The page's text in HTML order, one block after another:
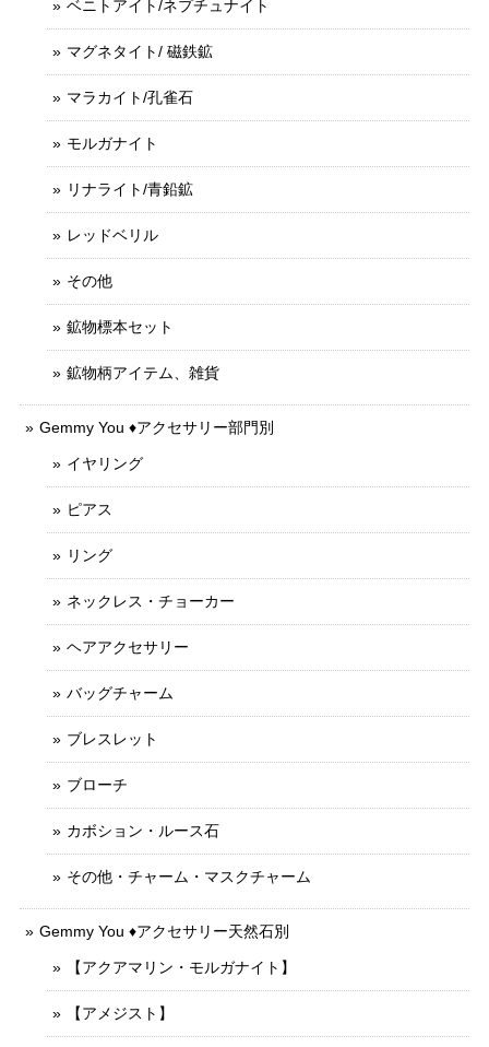
ベニトアイト/ネプチュナイト
マグネタイト/ 磁鉄鉱
マラカイト/孔雀石
モルガナイト
リナライト/青鉛鉱
レッドベリル
その他
鉱物標本セット
鉱物柄アイテム、雑貨
Gemmy You ♦︎アクセサリー部門別
イヤリング
ピアス
リング
ネックレス・チョーカー
ヘアアクセサリー
バッグチャーム
ブレスレット
ブローチ
カボション・ルース石
その他・チャーム・マスクチャーム
Gemmy You ♦︎アクセサリー天然石別
【アクアマリン・モルガナイト】
【アメジスト】